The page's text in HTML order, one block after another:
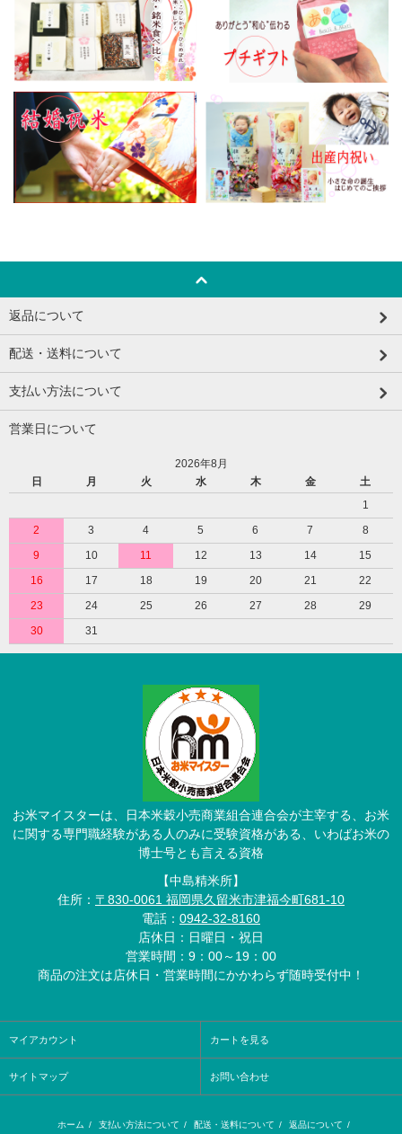
返品について
配送・送料について
支払い方法について
営業日について
2026年8月
日
月 火 水 木 金
土
1
2
3 4 5 6 7
8
9
10 11 12 13 14
15
16
17 18 19 20 21
22
23
24 25 26 27 28
29
30
31
お米マイスターは、日本米穀小売商業組合連合会が主宰する、お米
に関する専門職経験がある人のみに受験資格がある、いわばお米の
博士号とも言える資格
【中島精米所】
住所： 〒830-0061 福岡県久留米市津福今町681-10
電話： 0942-32-8160
店休日：日曜日・祝日
営業時間：9：00～19：00
商品の注文は店休日・営業時間にかかわらず随時受付中！
マイアカウント カートを見る
サイトマップ お問い合わせ
ホーム / 支払い方法について / 配送・送料について / 返品について /